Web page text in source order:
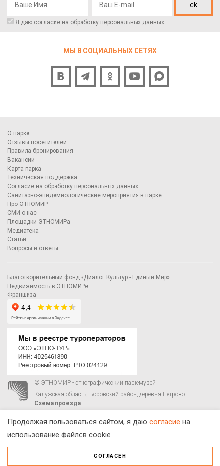
ok
Я даю согласие на обработку персональных данных
МЫ В СОЦИАЛЬНЫХ СЕТЯХ
О парке
Отзывы посетителей
Правила бронирования
Вакансии
Карта парка
Техническая поддержка
Согласие на обработку персональных данных
Санитарно-эпидемиологические мероприятия в парке
Про ЭТНОМИР
СМИ о нас
Площадки ЭТНОМИРа
Медиатека
Статьи
Вопросы и ответы
Благотворительный фонд «Диалог Культур - Единый Мир»
Недвижимость в ЭТНОМИРе
Франшиза
© ЭТНОМИР - этнографический парк-музей
Калужская область, Боровский район, деревня Петрово.
Схема проезда
Продолжая пользоваться сайтом, я даю согласие на
использование файлов cookie.
СОГЛАСЕН